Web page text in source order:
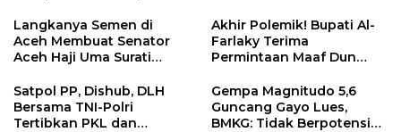
Sosial RI
Langkanya Semen di
Aceh Membuat Senator
Aceh Haji Uma Surati
Akhir Polemik! Bupati Al-
Farlaky Terima
Permintaan Maaf Dun
Satpol PP, Dishub, DLH
Bersama TNI-Polri
Tertibkan PKL dan
Gempa Magnitudo 5,6
Guncang Gayo Lues,
BMKG: Tidak Berpotensi